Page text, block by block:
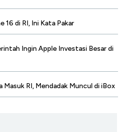
16 di RI, Ini Kata Pakar
Ingin Apple Investasi Besar di
Masuk RI, Mendadak Muncul di iBox